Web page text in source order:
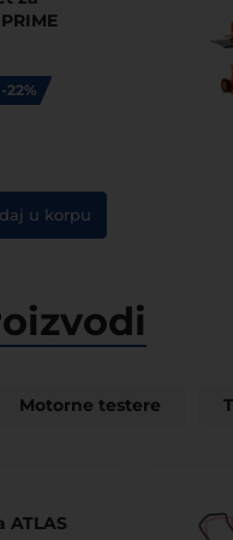
22%
KM.
u korpu
Motorne testere
ATLAS